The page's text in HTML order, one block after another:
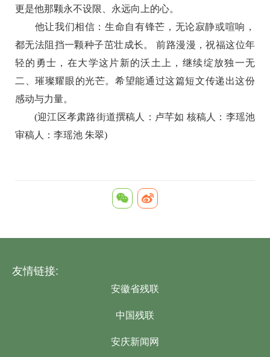
更是他那颗永不设限、永远向上的心。
他让我们相信：生命自有锋芒，无论寂静或喧响，
都无法阻挡一颗种子茁壮成长。 前路漫漫，祝福这位年
轻的勇士，在大学这片新的沃土上，继续绽放独一无
二、璀璨耀眼的光芒。希望能通过这篇短文传递出这份
感动与力量。
(迎江区孝肃路街道撰稿人：卢芊如 核稿人：李瑶池
审稿人：李瑶池 朱翠)
友情链接:
安徽省残联
中国残联
安庆新闻网